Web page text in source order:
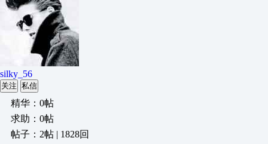
silky_56
关注 私信
精华：0帖
求助：0帖
帖子：2帖 | 1828回